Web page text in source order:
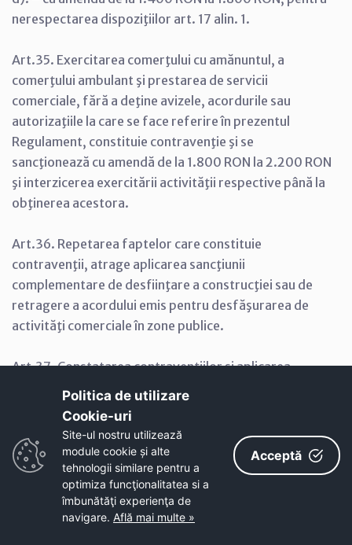
nerespectarea dispoziţiilor art. 17 alin. 1.
Art.35. Exercitarea comerţului cu amănuntul, a
comerţului ambulant şi prestarea de servicii
comerciale, fără a deţine avizele, acordurile sau
autorizaţiile la care se face referire în prezentul
Regulament, constituie contravenţie şi se
sancţionează cu amendă de la 1.800 RON la 2.200 RON
şi interzicerea exercitării activităţii respective până la
obţinerea acestora.
Art.36. Repetarea faptelor care constituie
contravenţii, atrage aplicarea sancţiunii
complementare de desfiinţare a construcţiei sau de
retragere a acordului emis pentru desfăşurarea de
activităţi comerciale în zone publice.
Art.37. Constatarea contravenţiilor şi aplicarea
sancţiunilor se face de către agenţii constatatori,
împuterniciţi ai primarului sau de către organele
Poliţiei Comunitare.
Art.38. (1) Contravenienţii beneficiază de posibilitatea
achitării a jumătate din minim în termen de 48 de ore
de la comunicarea Procesului-verbal de contravenţie.
Politica de utilizare
Cookie-uri‎
Site-ul nostru utilizează
module cookie și alte
tehnologii similare pentru a
optimiza funcţionalitatea si a
îmbunătăţi experienţa de
navigare. Află mai multe »
Acceptă